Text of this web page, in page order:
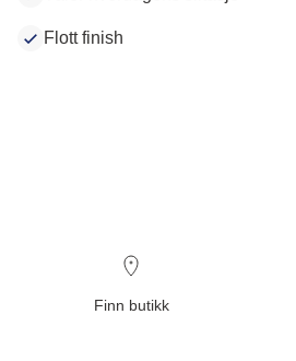
Flott finish
Finn butikk